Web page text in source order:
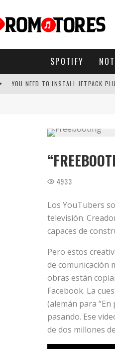
SPOTIFY
YOU NEED TO INSTALL JETPACK
4933
Los YouTubers
televisión.
capaces de
Pero estos
de comunicación
obras están
Facebook. La
(alemán para
pasando. Ese
de dos millones